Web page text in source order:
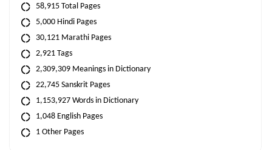
58,915 Total Pages
5,000 Hindi Pages
30,121 Marathi Pages
2,921 Tags
2,309,309 Meanings in Dictionary
22,745 Sanskrit Pages
1,153,927 Words in Dictionary
1,048 English Pages
1 Other Pages